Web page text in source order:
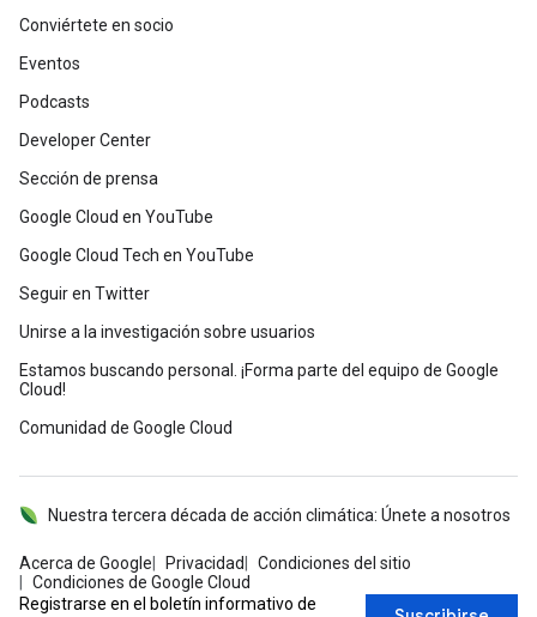
Conviértete en socio
Eventos
Podcasts
Developer Center
Sección de prensa
Google Cloud en YouTube
Google Cloud Tech en YouTube
Seguir en Twitter
Unirse a la investigación sobre usuarios
Estamos buscando personal. ¡Forma parte del equipo de Google
Cloud!
Comunidad de Google Cloud
Acerca de Google Privacidad
Condiciones del sitio
Condiciones de Google Cloud
Nuestra tercera década de acción climática: Únete a nosotros
Registrarse en el boletín informativo de